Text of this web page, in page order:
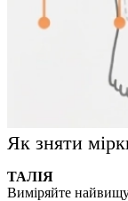
Як зняти
ТАЛІЯ
Виміряйте